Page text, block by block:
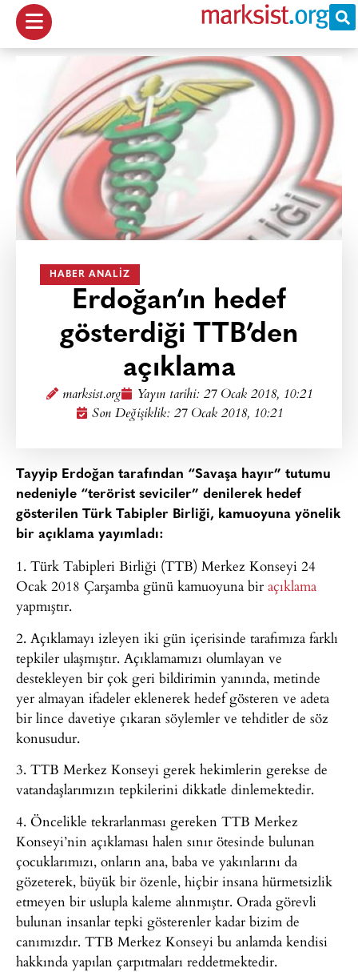
HABER ANALIZ
Erdoğan’ın hedef
gösterdiği TTB’den
açıklama
marksist.org Yayın tarihi: 27 Ocak 2018, 10:21
Son Değişiklik: 27 Ocak 2018, 10:21
Tayyip Erdoğan tarafından “Savaşa hayır” tutumu
nedeniyle “terörist seviciler” denilerek hedef
gösterilen Türk Tabipler Birliği, kamuoyuna yönelik
bir açıklama yayımladı:
1. Türk Tabipleri Birliği (TTB) Merkez Konseyi 24
Ocak 2018 Çarşamba günü kamuoyuna bir açıklama
yapmıştır.
2. Açıklamayı izleyen iki gün içerisinde tarafımıza farklı
tepkiler ulaşmıştır. Açıklamamızı olumlayan ve
destekleyen bir çok geri bildirimin yanında, metinde
yer almayan ifadeler eklenerek hedef gösteren ve adeta
bir lince davetiye çıkaran söylemler ve tehditler de söz
konusudur.
3. TTB Merkez Konseyi gerek hekimlerin gerekse de
vatandaşlarımızın tepkilerini dikkatle dinlemektedir.
4. Öncelikle tekrarlanması gereken TTB Merkez
Konseyi’nin açıklaması halen sınır ötesinde bulunan
çocuklarımızı, onların ana, baba ve yakınlarını da
gözeterek, büyük bir özenle, hiçbir insana hürmetsizlik
etmeyen bir uslupla kaleme alınmıştır. Orada görevli
bulunan insanlar tepki gösterenler kadar bizim de
canımızdır. TTB Merkez Konseyi bu anlamda kendisi
hakkında yapılan çarpıtmaları reddetmektedir.